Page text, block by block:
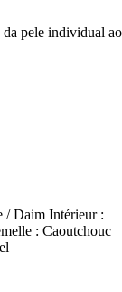
da pele individual ao
/ Daim Intérieur :
: Caoutchouc